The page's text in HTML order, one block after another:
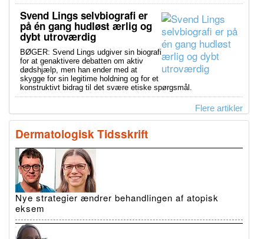
Svend Lings selvbiografi er
på én gang hudløst ærlig og
dybt utroværdig
BØGER: Svend Lings udgiver sin biografi
for at genaktivere debatten om aktiv
dødshjælp, men han ender med at
skygge for sin legitime holdning og for et
konstruktivt bidrag til det svære etiske spørgsmål.
Flere artikler
Dermatologisk Tidsskrift
Nye strategier ændrer behandlingen af atopisk
eksem